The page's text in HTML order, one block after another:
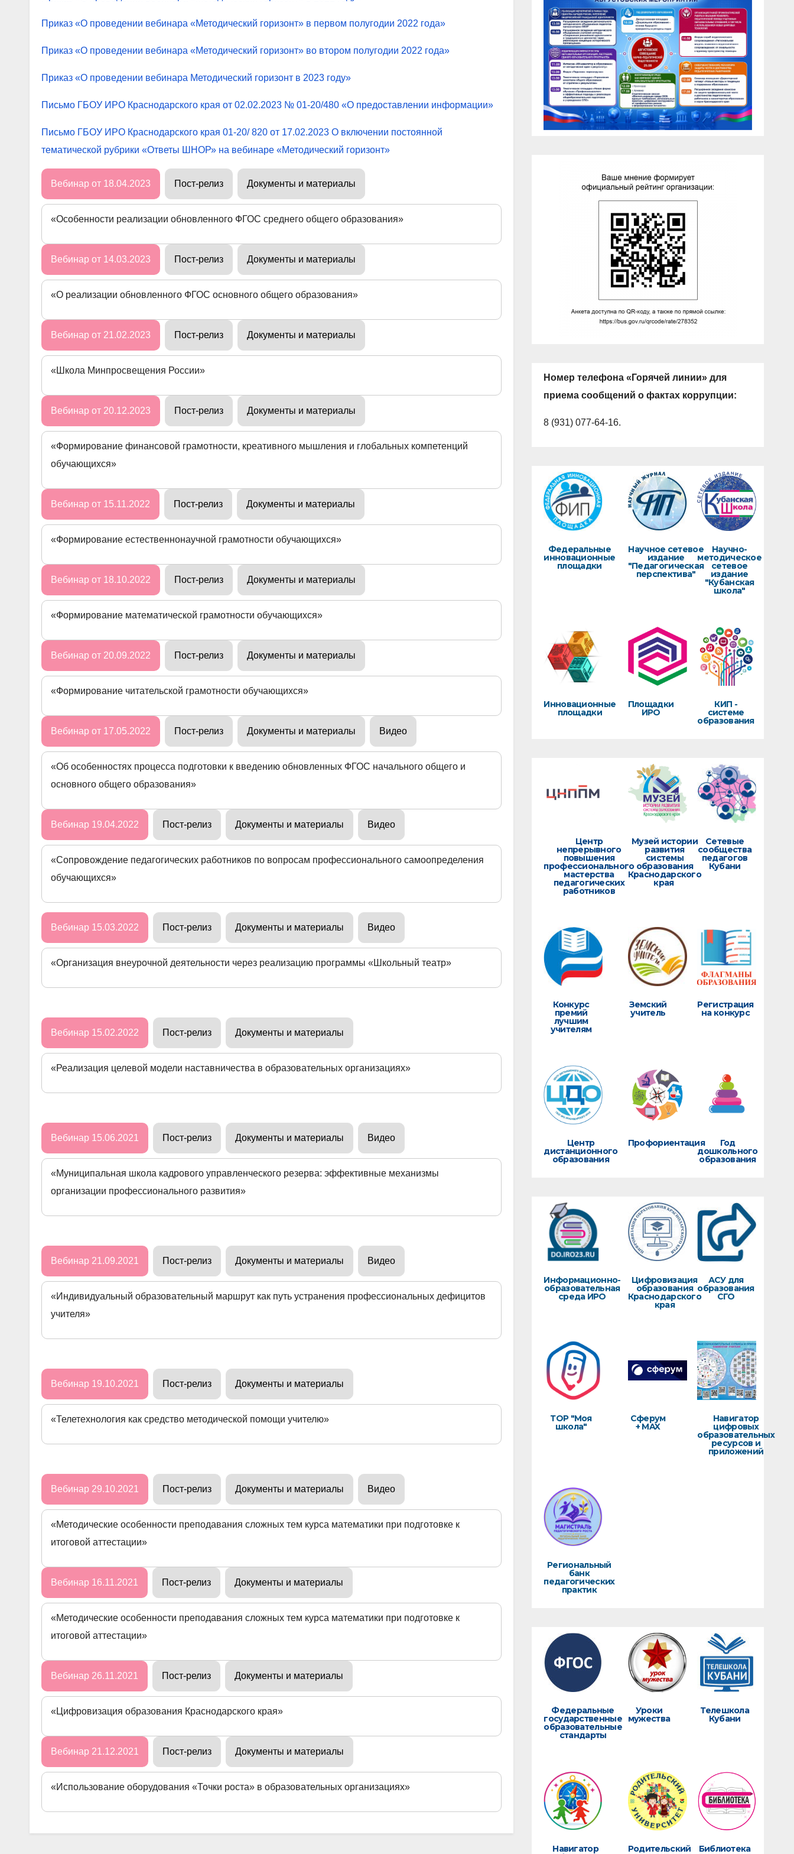
Приказ «О проведении вебинара «Методический горизонт» в первом полугодии 2022 года»
Приказ «О проведении вебинара «Методический горизонт» во втором полугодии 2022 года»
Приказ «О проведении вебинара Методический горизонт в 2023 году»
Письмо ГБОУ ИРО Краснодарского края от 02.02.2023 № 01-20/480 «О предоставлении информации»
Письмо ГБОУ ИРО Краснодарского края 01-20/ 820 от 17.02.2023 О включении постоянной
тематической рубрики «Ответы ШНОР» на вебинаре «Методический горизонт»
Вебинар от 18.04.2023 Пост-релиз Документы и материалы
«Особенности реализации обновленного ФГОС среднего общего образования»
Вебинар от 14.03.2023 Пост-релиз Документы и материалы
«О реализации обновленного ФГОС основного общего образования»
Вебинар от 21.02.2023 Пост-релиз Документы и материалы
«Школа Минпросвещения России»
Вебинар от 20.12.2023 Пост-релиз Документы и материалы
«Формирование финансовой грамотности, креативного мышления и глобальных компетенций
обучающихся»
Вебинар от 15.11.2022 Пост-релиз Документы и материалы
«Формирование естественнонаучной грамотности обучающихся»
Вебинар от 18.10.2022 Пост-релиз Документы и материалы
«Формирование математической грамотности обучающихся»
Вебинар от 20.09.2022 Пост-релиз Документы и материалы
«Формирование читательской грамотности обучающихся»
Вебинар от 17.05.2022 Пост-релиз Документы и материалы Видео
«Об особенностях процесса подготовки к введению обновленных ФГОС начального общего и
основного общего образования»
Вебинар 19.04.2022 Пост-релиз Документы и материалы Видео
«Сопровождение педагогических работников по вопросам профессионального самоопределения
обучающихся»
Вебинар 15.03.2022 Пост-релиз Документы и материалы Видео
«Организация внеурочной деятельности через реализацию программы «Школьный театр»
Вебинар 15.02.2022 Пост-релиз Документы и материалы
«Реализация целевой модели наставничества в образовательных организациях»
Вебинар 15.06.2021 Пост-релиз Документы и материалы Видео
«Муниципальная школа кадрового управленческого резерва: эффективные механизмы
организации профессионального развития»
Вебинар 21.09.2021 Пост-релиз Документы и материалы Видео
«Индивидуальный образовательный маршрут как путь устранения профессиональных дефицитов
учителя»
Вебинар 19.10.2021 Пост-релиз Документы и материалы
«Телетехнология как средство методической помощи учителю»
Вебинар 29.10.2021 Пост-релиз Документы и материалы Видео
«Методические особенности преподавания сложных тем курса математики при подготовке к
итоговой аттестации»
Вебинар 16.11.2021 Пост-релиз Документы и материалы
«Методические особенности преподавания сложных тем курса математики при подготовке к
итоговой аттестации»
Вебинар 26.11.2021 Пост-релиз Документы и материалы
«Цифровизация образования Краснодарского края»
Вебинар 21.12.2021 Пост-релиз Документы и материалы
«Использование оборудования «Точки роста» в образовательных организациях»
Номер телефона «Горячей линии» для
приема сообщений о фактах коррупции:
8 (931) 077-64-16.
Федеральные
инновационные
площадки
Научное сетевое
издание
"Педагогическая
перспектива"
Научно-
методическое
сетевое
издание
"Кубанская
школа"
Инновационные
площадки
Площадки
ИРО
КИП -
системе
образования
Центр
непрерывного
повышения
профессионального
мастерства
педагогических
работников
Музей истории
развития
системы
образования
Краснодарского
края
Сетевые
сообщества
педагогов
Кубани
Конкурс
премий
лучшим
учителям
Земский
учитель
Регистрация
на конкурс
Центр
дистанционного
образования
Профориентация Год
дошкольного
образования
Информационно-
образовательная
среда ИРО
Цифровизация
образования
Краснодарского
края
АСУ для
образования
СГО
ТОР "Моя
школа"
Сферум
+ MAX
Навигатор
цифровых
образовательных
ресурсов и
приложений
Региональный
банк
педагогических
практик
Федеральные
государственные
образовательные
стандарты
Уроки
мужества
Телешкола
Кубани
Навигатор Родительский Библиотека